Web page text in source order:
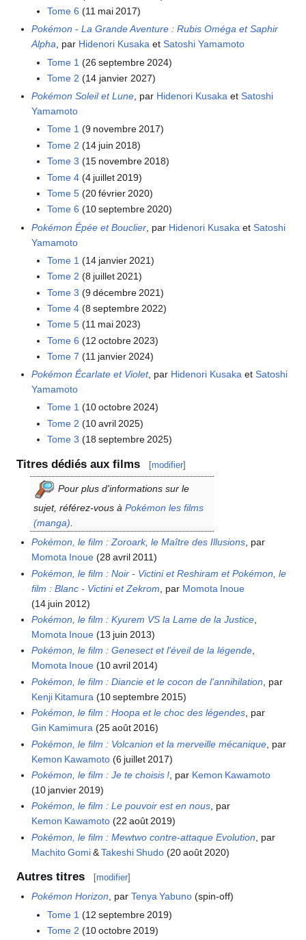
Tome 6 (11 mai 2017)
Pokémon - La Grande Aventure : Rubis Oméga et Saphir
Alpha, par Hidenori Kusaka etSatoshi Yamamoto
Tome 1 (26 septembre 2024)
Tome 2 (14 janvier 2027)
Pokémon Soleil et Lune, par Hidenori Kusaka etSatoshi
Yamamoto
Tome 1 (9 novembre 2017)
Tome 2 (14 juin 2018)
Tome 3 (15 novembre 2018)
Tome 4(4 juillet 2019)
Tome 5(20 février 2020)
Tome 6 (10 septembre 2020)
Pokémon Épée et Bouclier , par Hidenori Kusaka etSatoshi
Yamamoto
Tome 1 (14 janvier 2021)
Tome 2 (8 juillet 2021)
Tome 3 (9 décembre 2021)
Tome 4(8 septembre 2022)
Tome 5(11 mai 2023)
Tome 6 (12 octobre 2023)
Tome 7 (11 janvier 2024)
Pokémon Écarlate et Violet, par Hidenori Kusaka etSatoshi
Yamamoto
Tome 1 (10 octobre 2024)
Tome 2 (10 avril 2025)
Tome 3 (18 septembre 2025)
Titres dédiés aux films [modifier]
Pour plus d'informations sur le
sujet, référez-vous à Pokémon les films
(manga)
Pokémon, le film : Zoroark, le Maître des Illusions, par
Momota Inoue (28 avril 2011)
Pokémon, le film : Noir - Victini et Reshiram et Pokémon, le
film : Blanc - Victini et Zekrom , par Momota Inoue
(14 juin 2012)
Pokémon, le film : Kyurem VS la Lame de la Justice
Momota Inoue (13 juin 2013)
Pokémon, le film : Genesect et l'éveil de la légende,
Momota Inoue (10 avril 2014)
Pokémon, le film : Diancie et le cocon de l'annihilation , par
Kenji Kitamura (10 septembre 2015)
Pokémon, le film : Hoopa et le choc des légendes , par
Gin Kamimura (25 août 2016)
Pokémon, le film : Volcanion et la merveille mécanique , par
Kemon Kawamoto (6 juillet 2017)
Pokémon, le film : Je te choisis ! , par Kemon Kawamoto
(10 janvier 2019)
Pokémon, le film : Le pouvoir est en nous, par
Kemon Kawamoto (22 août 2019)
Pokémon, le film : Mewtwo contre-attaque Evolution , par
Machito Gomi&Takeshi Shudo (20 août 2020)
Autres titres [modifier]
Pokémon Horizon, parTenya Yabuno (spin‑off)
Tome 1 (12 septembre 2019)
Tome 2 (10 octobre 2019)